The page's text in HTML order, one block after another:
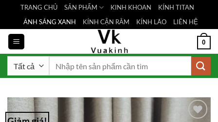
nội
dung
TRANG CHỦ SẢN PHẨM KINH KHOAN
KÍNH TITAN
ÁNH SÁNG XANH
KÍNH CẬN RÂM KÍNH LÃO LIÊN HỆ
0